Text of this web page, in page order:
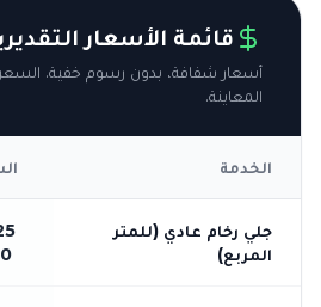
قائمة الأسعار
أسعار شفافة، بدون رسوم خفية. السعر
المعاينة.
الخدمة
جلي رخام عادي (للمتر
المربع)